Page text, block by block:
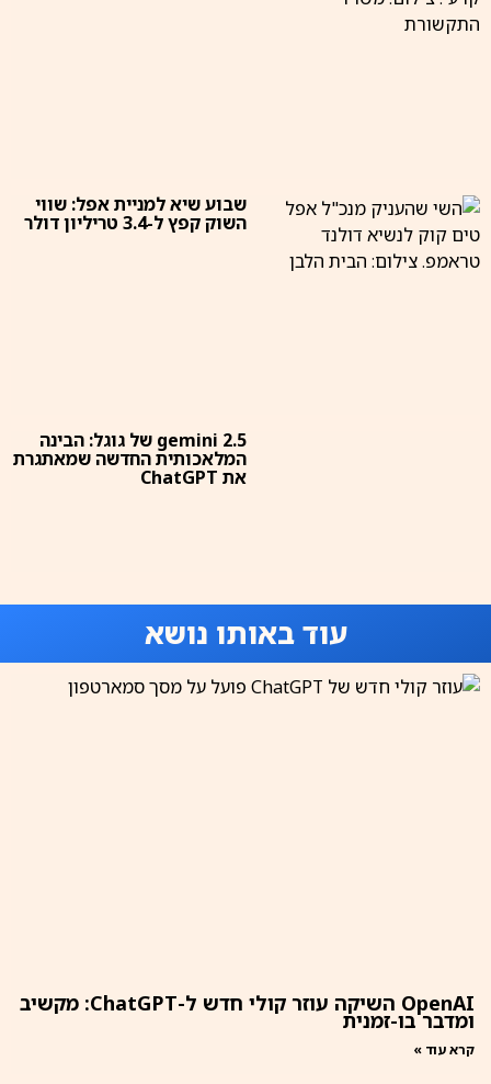
שבוע שיא למניית אפל: שווי
השוק קפץ ל-3.4 טריליון דולר
gemini 2.5 של גוגל: הבינה
המלאכותית החדשה שמאתגרת
את ChatGPT
עוד באותו נושא
OpenAI השיקה עוזר קולי חדש ל-ChatGPT: מקשיב
ומדבר בו-זמנית
קרא עוד »